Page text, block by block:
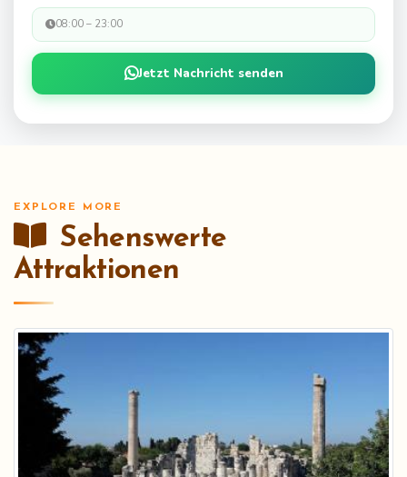
08:00 – 23:00
Jetzt Nachricht senden
EXPLORE MORE
Sehenswerte
Attraktionen